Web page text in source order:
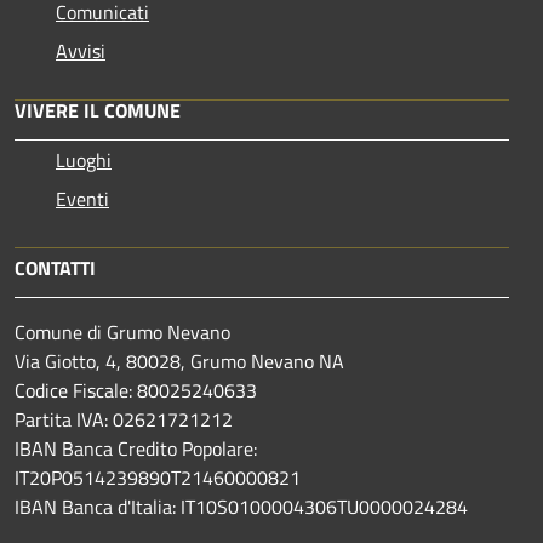
Comunicati
Avvisi
VIVERE IL COMUNE
Luoghi
Eventi
CONTATTI
Comune di Grumo Nevano
Via Giotto, 4, 80028, Grumo Nevano NA
Codice Fiscale: 80025240633
Partita IVA: 02621721212
IBAN Banca Credito Popolare:
IT20P0514239890T21460000821
IBAN Banca d'Italia: IT10S0100004306TU0000024284